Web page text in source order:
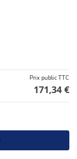
Prix public TTC
171,34 €